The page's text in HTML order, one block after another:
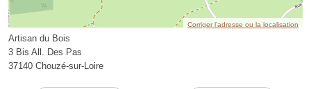
Corriger l’adresse ou la localisation
Artisan du Bois
3 Bis All. Des Pas
37140 Chouzé-sur-Loire